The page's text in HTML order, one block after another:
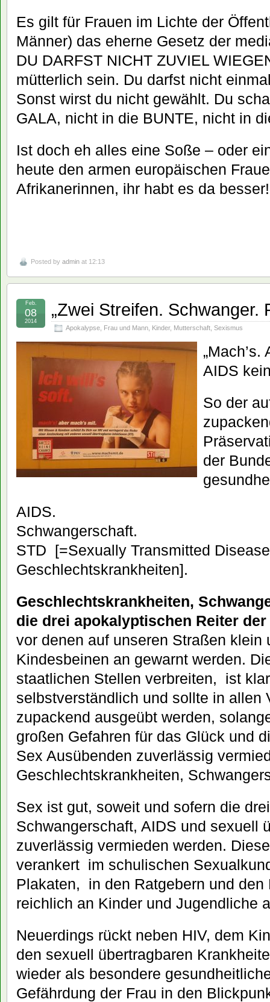
Es gilt für Frauen im Lichte der
Männer) das eherne Gesetz der
DU DARFST NICHT ZUVIEL
mütterlich sein. Du darfst nicht
Sonst wirst du nicht gewählt. Du
GALA, nicht in die BUNTE, nicht in
Ist doch eh alles eine Soße – oder
heute den armen europäischen
Afrikanerinnen, ihr habt es da besser!
Posted by admin at 12:13
„Zwei Streifen. Schwanger.
Apokalypse Frau und Mann Kinder, Mutterschaft Sexismus
Feb.
08
2014
„Mach’s.
AIDS
So der
der
AIDS.
Schwangerschaft.
STD [=Sexually Transmitted
Geschlechtskrankheiten].
Geschlechtskrankheiten,
die drei apokalyptischen Reiter
vor denen auf unseren Straßen klein
Kindesbeinen an gewarnt werden.
staatlichen Stellen verbreiten, ist
selbstverständlich und sollte in allen
zupackend ausgeübt werden,
großen Gefahren für das Glück und
Sex Ausübenden zuverlässig
Geschlechtskrankheiten,
Sex ist gut, soweit und sofern die
Schwangerschaft, AIDS und sexuell
zuverlässig vermieden werden.
verankert im schulischen
Plakaten, in den Ratgebern und den
reichlich an Kinder und Jugendliche
Neuerdings rückt neben HIV, dem
den sexuell übertragbaren
wieder als besondere
Gefährdung der Frau in den